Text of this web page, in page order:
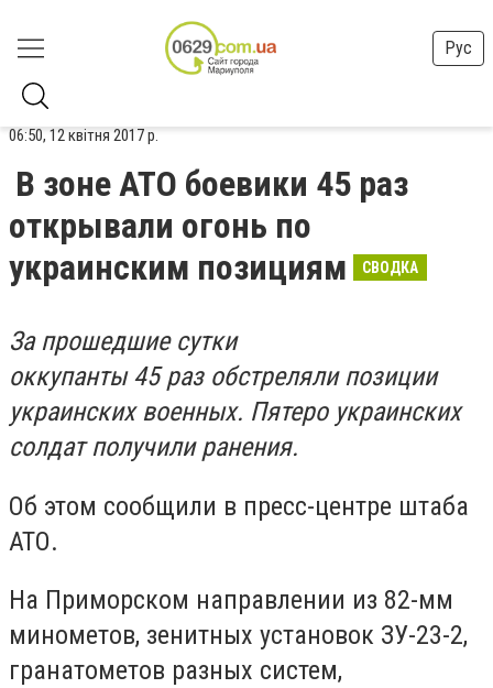
Рус
06:50, 12 квітня 2017 р.
В зоне АТО боевики 45 раз
открывали огонь по
украинским позициям
СВОДКА
За прошедшие сутки
оккупанты 45 раз обстреляли позиции
украинских военных. Пятеро украинских
солдат получили ранения.
Об этом сообщили в пресс-центре штаба
АТО.
На Приморском направлении из 82-мм
минометов, зенитных установок ЗУ-23-2,
гранатометов разных систем,